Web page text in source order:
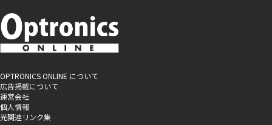
OPTRONICS ONLINE について
広告掲載について
運営会社
個人情報
光関連リンク集